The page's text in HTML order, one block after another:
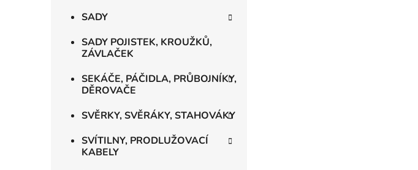
SADY
SADY POJISTEK, KROUŽKŮ,
ZÁVLAČEK
SEKÁČE, PÁČIDLA, PRŮBOJNÍKY,
DĚROVAČE
SVĚRKY, SVĚRÁKY, STAHOVÁKY
SVÍTILNY, PRODLUŽOVACÍ
KABELY